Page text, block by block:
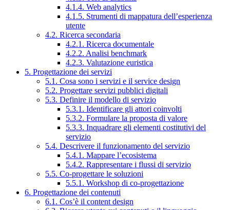
4.1.4. Web analytics
4.1.5. Strumenti di mappatura dell’esperienza
utente
4.2. Ricerca secondaria
4.2.1. Ricerca documentale
4.2.2. Analisi benchmark
4.2.3. Valutazione euristica
5. Progettazione dei servizi
5.1. Cosa sono i servizi e il service design
5.2. Progettare servizi pubblici digitali
5.3. Definire il modello di servizio
5.3.1. Identificare gli attori coinvolti
5.3.2. Formulare la proposta di valore
5.3.3. Inquadrare gli elementi costitutivi del
servizio
5.4. Descrivere il funzionamento del servizio
5.4.1. Mappare l’ecosistema
5.4.2. Rappresentare i flussi di servizio
5.5. Co-progettare le soluzioni
5.5.1. Workshop di co-progettazione
6. Progettazione dei contenuti
6.1. Cos’è il content design